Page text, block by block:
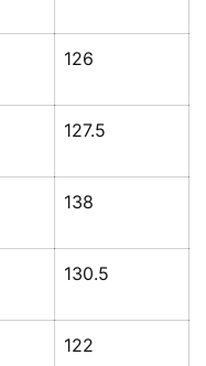
126
127.5
138
130.5
122